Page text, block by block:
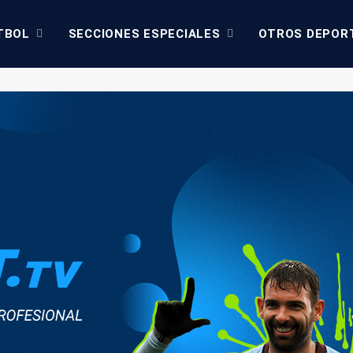
SECCIONES ESPECIALES OTROS